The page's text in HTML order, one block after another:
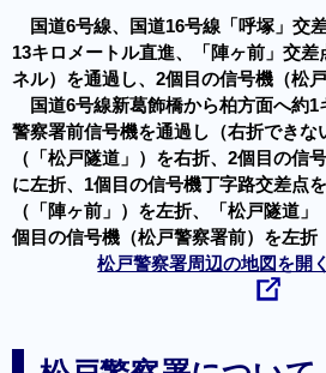
国道6号線、国道16号線「呼塚」交
13キロメートル直進、「陣ヶ前」交
ネル）を通過し、2個目の信号機（松
国道6号線新葛飾橋から柏方面へ約
警察署前信号機を通過し（右折できな
（「松戸隧道」）を右折、2個目の信
に左折、1個目の信号機丁字路交差点
（「陣ヶ前」）を左折、「松戸隧道
個目の信号機（松戸警察署前）を左折
松戸警察署周辺の地図を開